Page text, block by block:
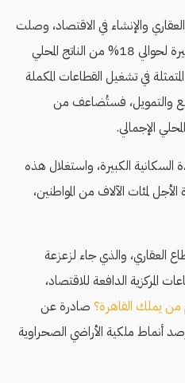
والإنشاء في الاقتصاد، وصلت
مساهمته المباشرة في السنوات الأخيرة لحوالي 18% من الناتج المحلي
المتمثلة في تشغيل القطاعات المكملة
والتمويل، فستُضاعف من
الإجمالي.
السكانية الكبيرة، واستغلال هذه
لمئات الآلاف من المواطنين،
العقاري، والذي جاء لزعزعة
المركزية الدافعة للاقتصاد،
من يملك القاهرة؟ صادرة عن
أنماط ملكية الأراضي الصحراوية